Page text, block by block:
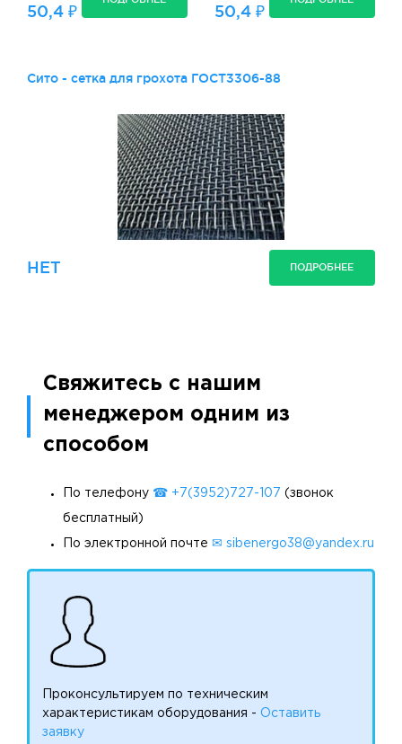
50,4 ₽ 50,4 ₽
Сито - сетка для грохота ГОСТ3306-88
НЕТ ПОДРОБНЕЕ
Свяжитесь с нашим
менеджером одним из
способом
По телефону ☎ +7(3952)727-107 (звонок
бесплатный)
По электронной почте ✉ sibenergo38@yandex.ru
Проконсультируем по техническим
характеристикам оборудования - Оставить
заявку